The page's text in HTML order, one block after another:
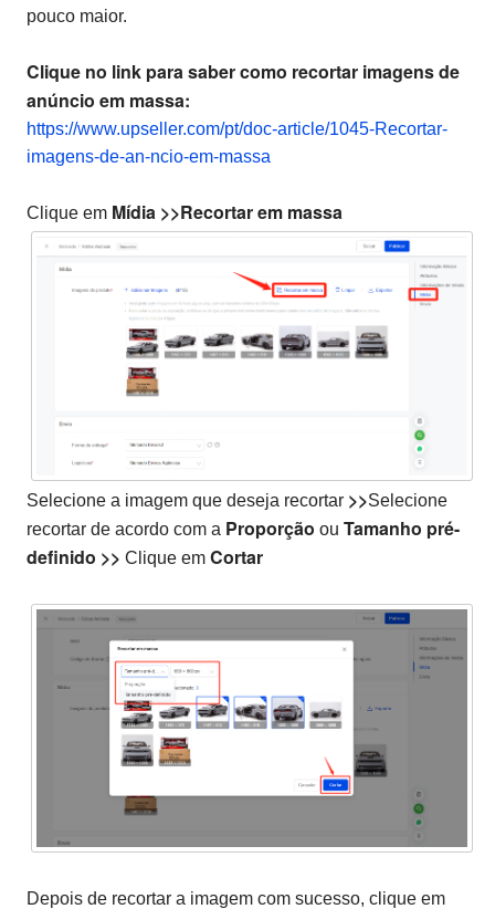
pouco maior.
Clique no link para saber como recortar imagens de
anúncio em massa:
https://www.upseller.com/pt/doc-article/1045-Recortar-
imagens-de-an-ncio-em-massa
Clique em Mídia >>Recortar em massa
Selecione a imagem que deseja recortar >>Selecione
recortar de acordo com a Proporção ou Tamanho pré-
definido >> Clique em Cortar
Depois de recortar a imagem com sucesso, clique em